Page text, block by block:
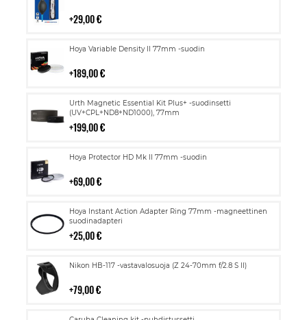
29,00 €
Hoya Variable Density II 77mm -suodin
189,00 €
Lisää
Urth Magnetic Essential Kit Plus+ -suodinsetti
(UV+CPL+ND8+ND1000), 77mm
199,00 €
Lisää
ostoskoriin
Hoya Protector HD Mk II 77mm -suodin
69,00 €
Lisää
Hoya Instant Action Adapter Ring 77mm -magneettinen
suodinadapteri
25,00 €
Lisää
ostoskoriin
Nikon HB-117 -vastavalosuoja (Z 24-70mm f/2.8 S II)
79,00 €
Lisää